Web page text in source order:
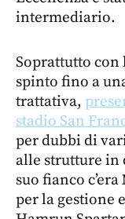
intermediario.
Soprattutto
spinto fino a
trattativa,
stadio San
per dubbi di
alle strutture in
suo fianco c’era
per la gestione